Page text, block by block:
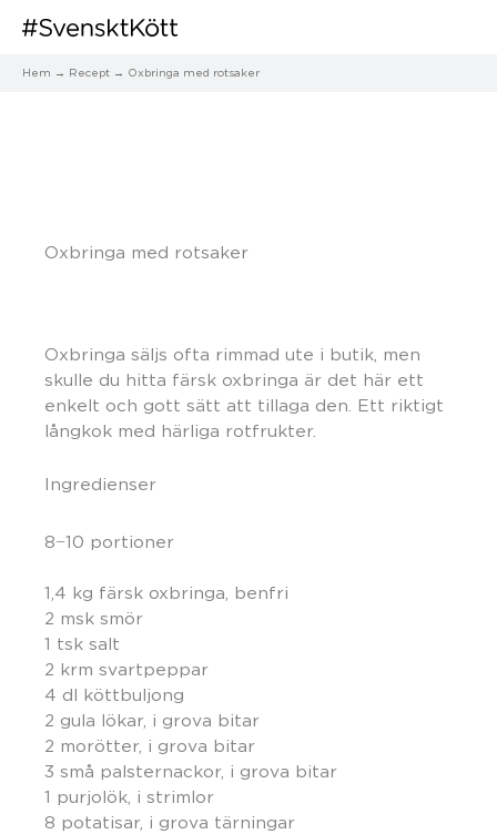
Hem Recept Oxbringa med rotsaker
Oxbringa med rotsaker
Oxbringa säljs ofta rimmad ute i butik, men
skulle du hitta färsk oxbringa är det här ett
enkelt och gott sätt att tillaga den. Ett riktigt
långkok med härliga rotfrukter.
Ingredienser
8−10 portioner
1,4 kg färsk oxbringa, benfri
2 msk smör
1 tsk salt
2 krm svartpeppar
4 dl köttbuljong
2 gula lökar, i grova bitar
2 morötter, i grova bitar
3 små palsternackor, i grova bitar
1 purjolök, i strimlor
8 potatisar, i grova tärningar